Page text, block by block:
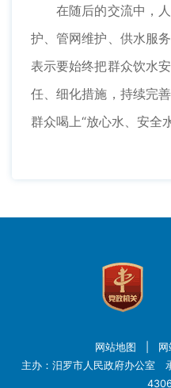
在随后的交流中，人
护、管网维护、供水服
表示要始终把群众饮水
任、细化措施，持续完
群众喝上“放心水、安全
网站地图
主办：汨罗市人民政府办公室